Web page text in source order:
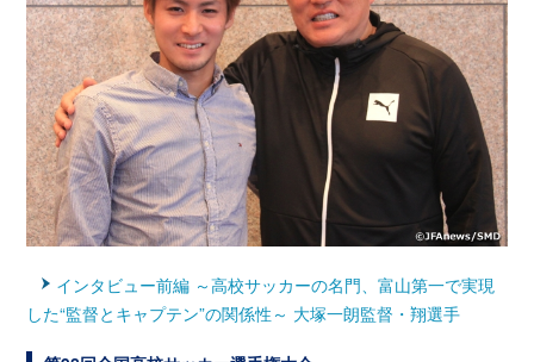
インタビュー前編 ～高校サッカーの名門、富山第一で実現
した“監督とキャプテン”の関係性～ 大塚一朗監督・翔選手